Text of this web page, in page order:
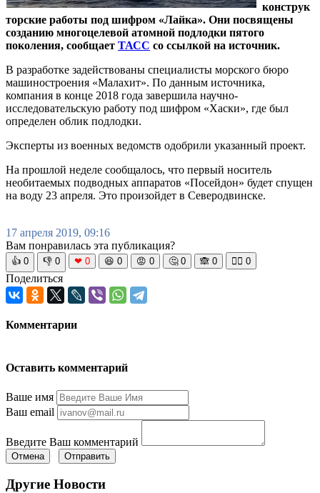
конструк
торские работы под шифром «Лайка». Они посвящены
созданию многоцелевой атомной подлодки пятого
поколения, сообщает ТАСС со ссылкой на источник.
В разработке задействованы специалисты морского бюро
машиностроения «Малахит». По данным источника,
компания в конце 2018 года завершила научно-
исследовательскую работу под шифром «Хаски», где был
определен облик подлодки.
Эксперты из военных ведомств одобрили указанный проект.
На прошлой неделе сообщалось, что первый носитель
необитаемых подводных аппаратов «Посейдон» будет спущен
на воду 23 апреля. Это произойдет в Северодвинске.
17 апреля 2019, 09:16
Вам понравилась эта публикация?
👍 0 👎 0 ❤ 0 😆 0 😡 0 🤔 0 🙈 0 🧘‍♀️ 0
Поделиться
Комментарии
Оставить комментарий
Ваше имя
Ваш email
Введите Ваш комментарий
Отмена Отправить
Другие Новости